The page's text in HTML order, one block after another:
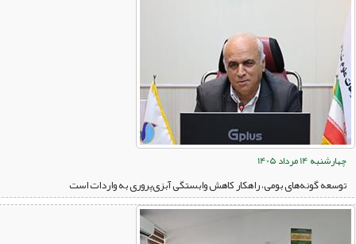
چهارشنبه 14 مرداد 1405
توسعه گونه‌های بومی، راهکار کاهش وابستگی آبزی‌پروری به واردات است